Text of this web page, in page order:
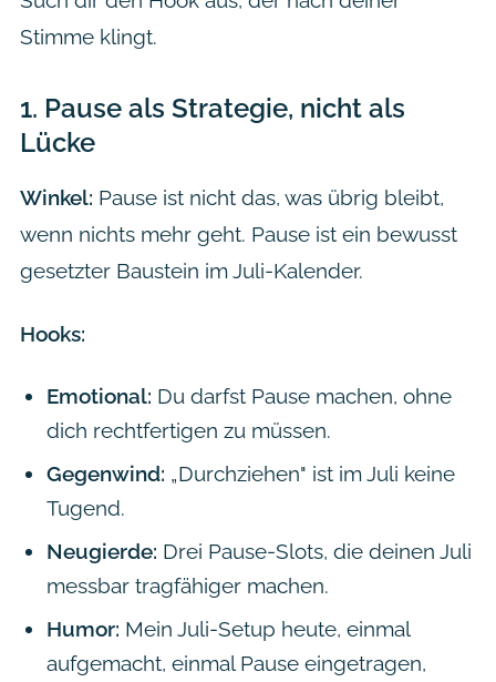
Stimme klingt.
1. Pause als Strategie, nicht als
Lücke
Winkel: Pause ist nicht das, was übrig bleibt,
wenn nichts mehr geht. Pause ist ein bewusst
gesetzter Baustein im Juli-Kalender.
Hooks:
Emotional: Du darfst Pause machen, ohne
dich rechtfertigen zu müssen.
Gegenwind: „Durchziehen" ist im Juli keine
Tugend.
Neugierde: Drei Pause-Slots, die deinen Juli
messbar tragfähiger machen.
Humor: Mein Juli-Setup heute, einmal
aufgemacht, einmal Pause eingetragen,